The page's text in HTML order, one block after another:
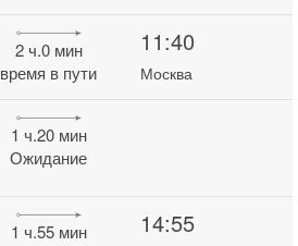
2 ч.0 мин
время в пути
11:40
Москва
1 ч.20 мин
Ожидание
1 ч.55 мин
14:55